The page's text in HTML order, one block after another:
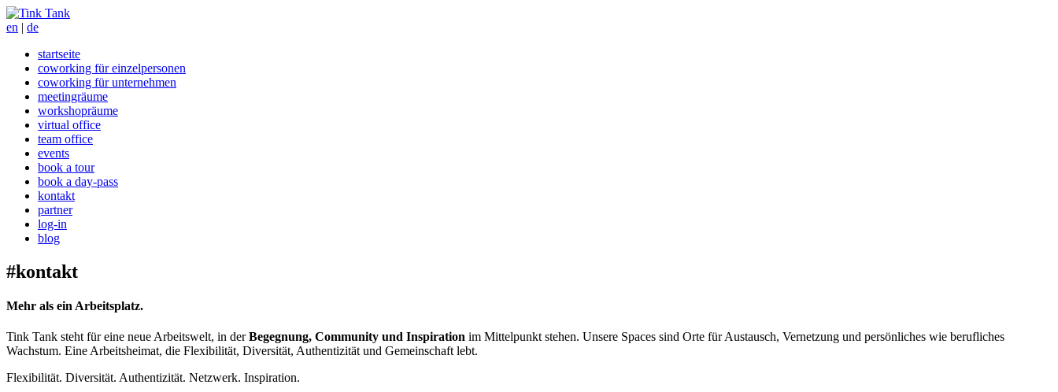
en | de
startseite
coworking für einzelpersonen
coworking für unternehmen
meetingräume
workshopräume
virtual office
team office
events
book a tour
book a day-pass
kontakt
partner
log-in
blog
#kontakt
Mehr als ein Arbeitsplatz.
Tink Tank steht für eine neue Arbeitswelt, in derBegegnung, Community und Inspiration im Mittelpunkt stehen. Unsere Spaces sind Orte für Austausch, Vernetzung und persönliches wie berufliches
Wachstum. Eine Arbeitsheimat, die Flexibilität, Diversität, Authentizität und Gemeinschaft lebt.
Flexibilität. Diversität. Authentizität. Netzwerk. Inspiration.